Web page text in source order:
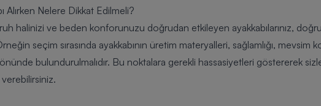
Alırken Nelere Dikkat Edilmeli?
halinizi ve beden konforunuzu doğrudan etkileyen ayakkabılarınız,
seçim sırasında ayakkabının üretim materyalleri, sağlamlığı,
bulundurulmalıdır. Bu noktalara gerekli hassasiyetleri göstererek